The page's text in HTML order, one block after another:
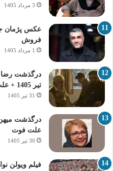
3 مرداد 1405
عکس پژمان
فروش
1 مرداد 1405
تیر 1405 + علت فوت
31 تیر 1405
درگذشت میهن
علت فوت
30 تیر 1405
فیلم ویولن